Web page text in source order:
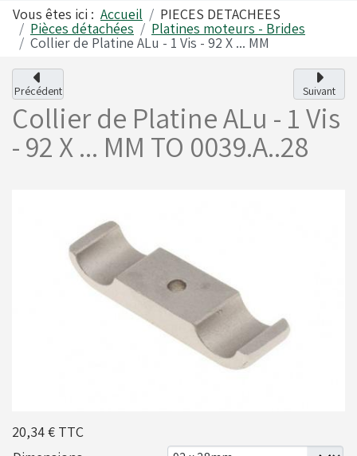
Vous êtes ici : Accueil PIECES DETACHEES
Pièces détachées Platines moteurs - Brides
Collier de Platine ALu - 1 Vis - 92 X ... MM
Précédent Suivant
Collier de Platine ALu - 1 Vis
- 92 X ... MM TO 0039.A..28
20,34 € TTC
Carrosseries
Freins
Leviers de vitesses
Pare chaînes - Echappement
Alfano
Visserie - Boulonnerie